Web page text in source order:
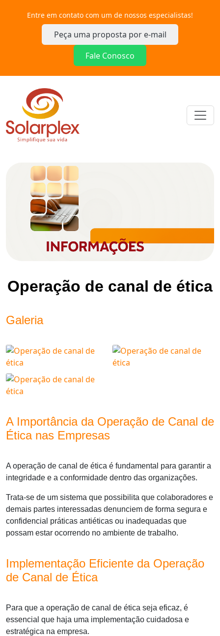
Entre em contato com um de nossos especialistas!
Peça uma proposta por e-mail
Fale Conosco
Operação de canal de ética
Galeria
A Importância da Operação de Canal de
Ética nas Empresas
A operação de canal de ética é fundamental para garantir a
integridade e a conformidade dentro das organizações.
Trata-se de um sistema que possibilita que colaboradores e
demais partes interessadas denunciem de forma segura e
confidencial práticas antiéticas ou inadequadas que
possam estar ocorrendo no ambiente de trabalho.
Implementação Eficiente da Operação
de Canal de Ética
Para que a operação de canal de ética seja eficaz, é
essencial que haja uma implementação cuidadosa e
estratégica na empresa.